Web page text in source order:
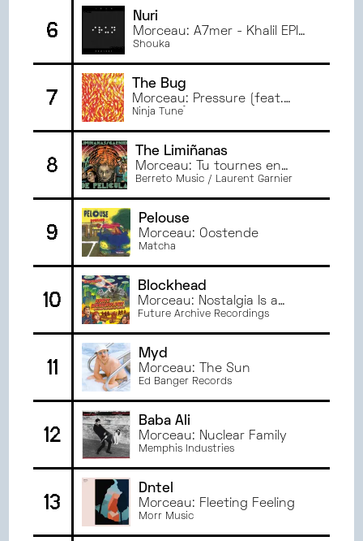
AVRIL2023
MARS2023
FÉVRIER2023
JANVIER2023
JUIN2022
2022
AVRIL2022
MARS2022
6
Nuri
Morceau: A7mer - Khalil EPI
Remix
Shouka
7
The Bug
Morceau: Pressure (feat.
Flowdan)
Ninja Tune
8
The Limiñanas
Morceau: Tu tournes en
boucle
Berreto Music / Laurent Garnier
9
Pelouse
Morceau: Oostende
Matcha
10
Blockhead
Morceau: Nostalgia Is a
Scam
Future Archive Recordings
11
Myd
Morceau: The Sun
Ed Banger Records
12
Baba Ali
Morceau: Nuclear Family
Memphis Industries
13
Dntel
Morceau: Fleeting Feeling
Morr Music